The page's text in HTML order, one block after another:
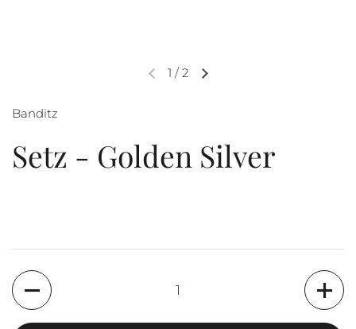
1 / 2
Banditz
Setz - Golden Silver
Aantal